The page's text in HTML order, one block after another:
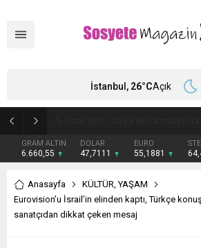
GRAM ALTIN
6.660,55
DOLAR
47,7111
EURO
55,1881
İstanbul, 26°CAçık
Anasayfa KÜLTÜR,YAŞAM
Eurovision’u İsrail’in elinden kaptı, Türkçe
sanatçıdan dikkat çeken mesaj